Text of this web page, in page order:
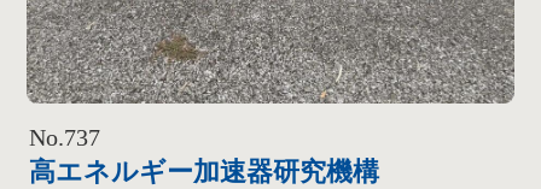
No.737
高エネルギー加速器研究機構